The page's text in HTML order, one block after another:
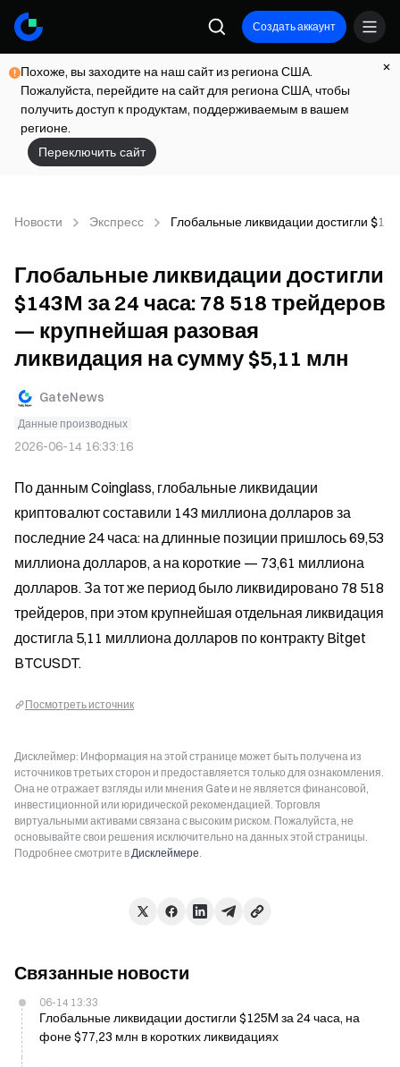
Создать аккаунт
Похоже, вы заходите на наш сайт из региона США.
Пожалуйста, перейдите на сайт для региона США, чтобы
получить доступ к продуктам, поддерживаемым в вашем
регионе.
Переключить сайт
Новости Экспресс Глобальные ликвидации достигли
Глобальные ликвидации достигли
$143M за 24 часа: 78 518 трейдеров
— крупнейшая разовая
ликвидация на сумму $5,11 млн
GateNews
Данные производных
2026-06-14 16:33:16
По данным Coinglass, глобальные ликвидации
криптовалют составили 143 миллиона долларов за
последние 24 часа: на длинные позиции пришлось 69,53
миллиона долларов, а на короткие — 73,61 миллиона
долларов. За тот же период было ликвидировано 78 518
трейдеров, при этом крупнейшая отдельная ликвидация
достигла 5,11 миллиона долларов по контракту Bitget
BTCUSDT.
Посмотреть источник
Дисклеймер: Информация на этой странице может быть получена из
источников третьих сторон и предоставляется только для ознакомления.
Она не отражает взгляды или мнения Gate и не является финансовой,
инвестиционной или юридической рекомендацией. Торговля
виртуальными активами связана с высоким риском. Пожалуйста, не
основывайте свои решения исключительно на данных этой страницы.
Подробнее смотрите вДисклеймере.
Связанные новости
06-14 13:33
Глобальные ликвидации достигли $125M за 24 часа, на
фоне $77,23 млн в коротких ликвидациях